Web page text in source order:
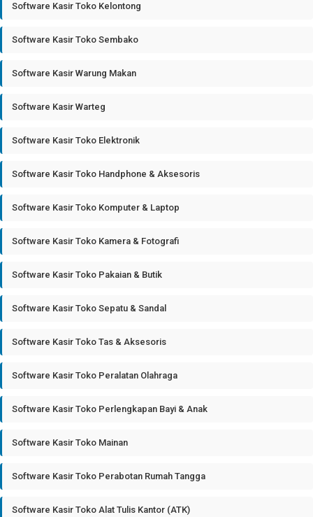
Software Kasir Toko Kelontong
Software Kasir Toko Sembako
Software Kasir Warung Makan
Software Kasir Warteg
Software Kasir Toko Elektronik
Software Kasir Toko Handphone & Aksesoris
Software Kasir Toko Komputer & Laptop
Software Kasir Toko Kamera & Fotografi
Software Kasir Toko Pakaian & Butik
Software Kasir Toko Sepatu & Sandal
Software Kasir Toko Tas & Aksesoris
Software Kasir Toko Peralatan Olahraga
Software Kasir Toko Perlengkapan Bayi & Anak
Software Kasir Toko Mainan
Software Kasir Toko Perabotan Rumah Tangga
Software Kasir Toko Alat Tulis Kantor (ATK)